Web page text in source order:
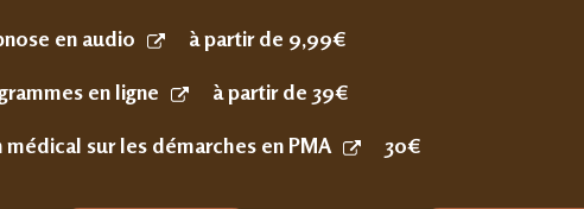
en audio à partir de 9,99€
en ligne à partir de 39€
médical sur les démarches en PMA 30€